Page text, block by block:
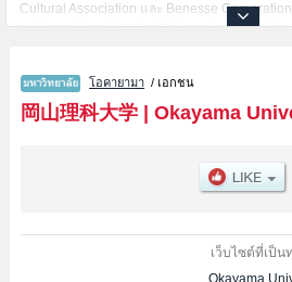
Cultural Association และ Benesse
ระดับมหาวิทยาลัย・บัณฑิตวิทยาลัย・วิทยาลัย
นักศึกษาต่างชาติเช่นข้อมูลของแต่ละคณะ,ข้อมูลก
จำนวนคนที่รับสมัครหรือจำนวนคนที่ผ่านการสอบ
ที่,การเดินทางเป็นต้นไว้ด้วยดังนั้นขอเชิญใช้บริก
โอคายามา / เอกชน
岡山理科大学| Okayama
เว็บไซต์ที่เป็น
Okayama